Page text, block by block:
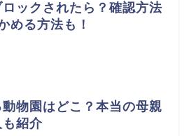
ックされたら？確認方法
める方法も！
物園はどこ？本当の母親
紹介